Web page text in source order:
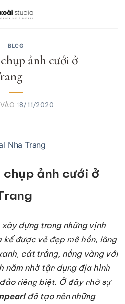
BLOG
ảnh cưới ở
18/11/2020
ảnh cưới ở
dựng trong những vịnh
được vẻ đẹp mê hồn, lãng
cát trắng, nắng vàng với
năm nhờ tận dụng địa hình
riêng biệt. Ở đây nhờ sự
đã tạo nên những